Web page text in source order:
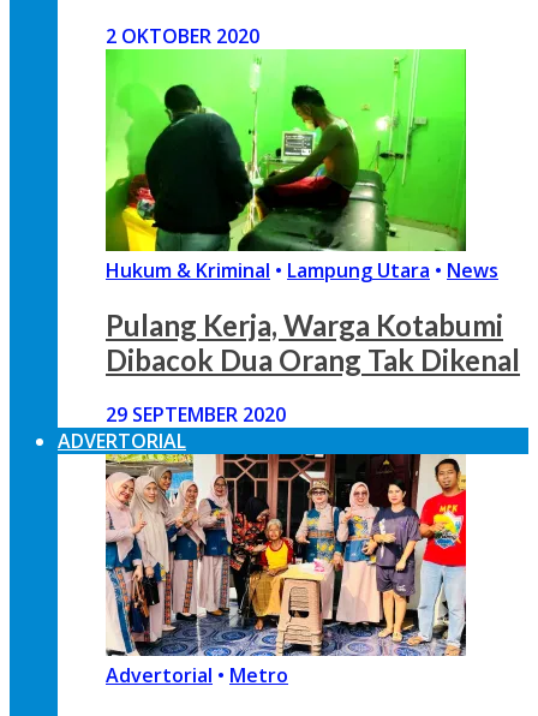
2 OKTOBER 2020
Hukum & Kriminal • Lampung Utara • News
Pulang Kerja, Warga Kotabumi
Dibacok Dua Orang Tak Dikenal
29 SEPTEMBER 2020
ADVERTORIAL
Advertorial • Metro